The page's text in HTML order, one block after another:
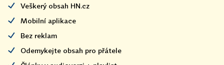
Veškerý obsah HN.cz
Mobilní aplikace
Bez reklam
Odemykejte obsah pro přátele